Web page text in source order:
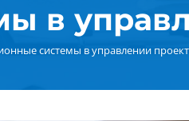
в
системы в управлении